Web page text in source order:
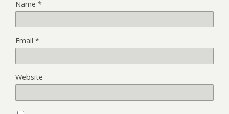
Name *
Email *
Website